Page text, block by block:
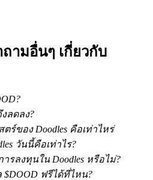
และผลประโยชน์ที่ยืดหยุ่น
ามอื่นๆ เกี่ยวกับ
งลดลง?
ร์ของ Doodles คือเท่าไหร่
วันนี้คือเท่าไร?
รลงทุนใน Doodles หรือไม่?
ฟรีได้ที่ไหน?